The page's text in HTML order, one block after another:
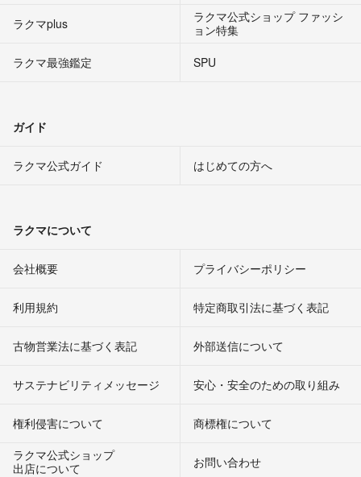
ラクマplus
ラクマ公式ショップ ファッシ
ョン特集
ラクマ最強鑑定
SPU
ガイド
ラクマ公式ガイド はじめての方へ
ラクマについて
会社概要 プライバシーポリシー
利用規約 特定商取引法に基づく表記
古物営業法に基づく表記 外部送信について
サステナビリティメッセージ 安心・安全のための取り組み
権利侵害について
商標権について
ラクマ公式ショップ
出店について
お問い合わせ